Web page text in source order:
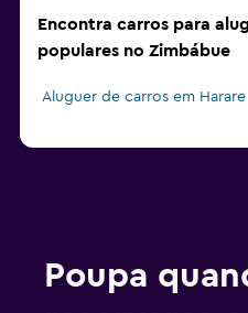
Encontra carros para
populares no Zimbábue
Aluguer de carros em Harare
Poupa